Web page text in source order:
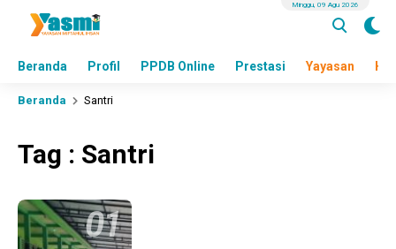
Beranda Profil PPDB Online Prestasi Yayasan
Minggu, 09 Agu 2026
Beranda Santri
Tag : Santri